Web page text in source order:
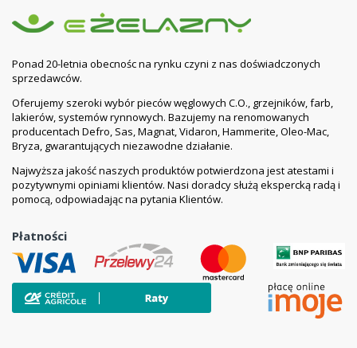
Ponad 20-letnia obecnośc na rynku czyni z nas doświadczonych
sprzedawców.
Oferujemy szeroki wybór pieców węglowych C.O., grzejników, farb,
lakierów, systemów rynnowych. Bazujemy na renomowanych
producentach Defro, Sas, Magnat, Vidaron, Hammerite, Oleo-Mac,
Bryza, gwarantujących niezawodne działanie.
Najwyższa jakość naszych produktów potwierdzona jest atestami i
pozytywnymi opiniami klientów. Nasi doradcy służą ekspercką radą i
pomocą, odpowiadając na pytania Klientów.
Płatności